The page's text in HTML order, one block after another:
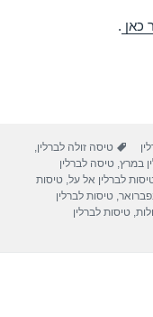
כאן .
תגיות
טיסה זולה לברלין,
במרץ,טיסה לברלין
לברלין אל על,טיסות
,טיסות לברלין
,טיסות לברלין